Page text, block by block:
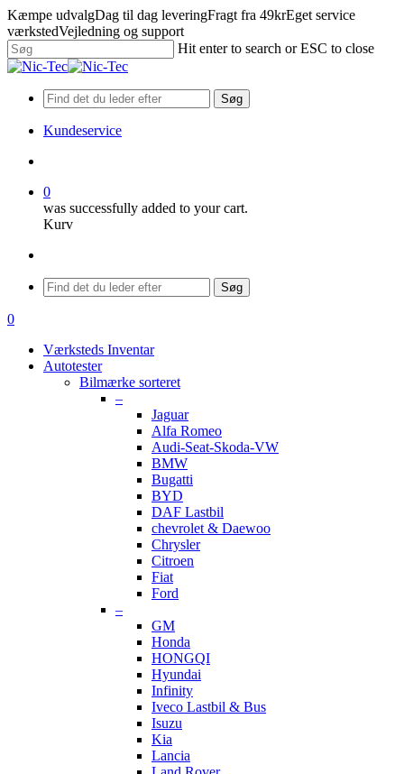
Skip
to
main
content
Kæmpe udvalgDag til dag leveringFragt fra 49krEget service
værkstedVejledning og support
Hit enter to search or ESC to close
Close
Søg
Kundeservice
0
was successfully added to your cart.
Kurv
Menu
Søg
search
0
Værksteds Inventar
Autotester
Bilmærke sorteret
–
Jaguar
Alfa Romeo
Audi-Seat-Skoda-VW
BMW
Bugatti
BYD
DAF Lastbil
chevrolet & Daewoo
Chrysler
Citroen
Fiat
Ford
–
GM
Honda
HONGQI
Hyundai
Infinity
Iveco Lastbil & Bus
Isuzu
Kia
Lancia